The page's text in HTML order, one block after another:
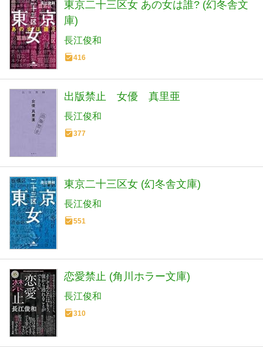
東京二十三区女 あの女は誰? (幻冬舎文
庫)
長江俊和
416
出版禁止 女優 真里亜
長江俊和
377
東京二十三区女 (幻冬舎文庫)
長江俊和
551
恋愛禁止 (角川ホラー文庫)
長江俊和
310